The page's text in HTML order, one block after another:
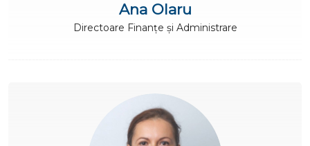
Ana Olaru
Directoare Finanțe și Administrare